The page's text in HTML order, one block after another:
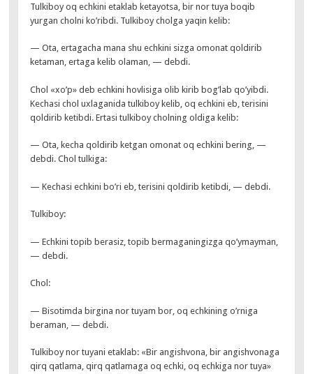
Tulkiboy oq echkini etaklab ketayotsa, bir nor tuya boqib
yurgan cholni ko’ribdi. Tulkiboy cholga yaqin kelib:
— Ota, ertagacha mana shu echkini sizga omonat qoldirib
ketaman, ertaga kelib olaman, — debdi.
Chol «xo’p» deb echkini hovlisiga olib kirib bog’lab qo’yibdi.
Kechasi chol uxlaganida tulkiboy kelib, oq echkini eb, terisini
qoldirib ketibdi. Ertasi tulkiboy cholning oldiga kelib:
— Ota, kecha qoldirib ketgan omonat oq echkini bering, —
debdi. Chol tulkiga:
— Kechasi echkini bo’ri eb, terisini qoldirib ketibdi, — debdi.
Tulkiboy:
— Echkini topib berasiz, topib bermaganingizga qo’ymayman,
— debdi.
Chol:
— Bisotimda birgina nor tuyam bor, oq echkining o’rniga
beraman, — debdi.
Tulkiboy nor tuyani etaklab: «Bir angishvona, bir angishvonaga
qirq qatlama, qirq qatlamaga oq echki, oq echkiga nor tuya»